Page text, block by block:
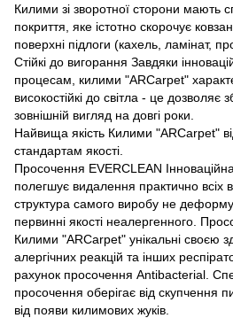
Килими зі зворотної сторони мають
покриття, яке істотно скорочує
поверхні підлоги (кахель, ламінат,
Стійкі до вигорання Завдяки
процесам, килими "ARCarpet"
високостійкі до світла - це дозволяє
зовнішній вигляд на довгі роки.
Найвища якість Килими "ARCarpet"
стандартам якості.
Просочення EVERCLEAN
полегшує видалення практично всіх
структура самого виробу не
первинні якості неалергенного.
Килими "ARCarpet" унікальні своєю
алергічних реакцій та інших
рахунок просочення Antibacterial.
просочення оберігає від скупчення
від появи килимових жуків.